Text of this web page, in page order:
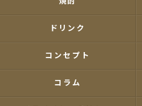
ドリンク
コンセプト
コラム